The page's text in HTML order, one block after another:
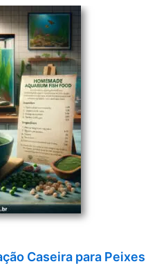
Caseira para Peixes